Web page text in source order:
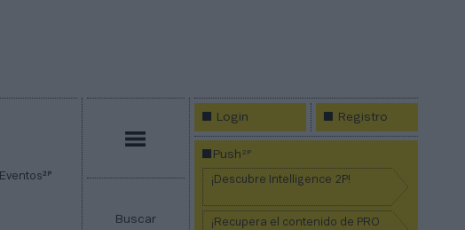
Eventos2P
Buscar
Login Registro
Push2P
¡Descubre Intelligence 2P!
¡Recupera el contenido de PRO